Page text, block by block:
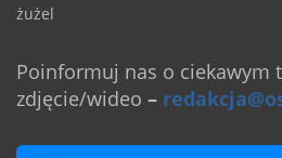
żużel
Poinformuj nas o ciekawym
zdjęcie/wideo –